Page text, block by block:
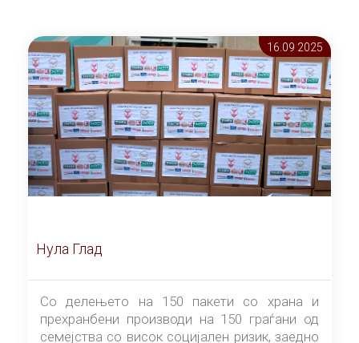
16.09 2025
Нула Глад
Со делењето на 150 пакети со храна и
прехранбени производи на 150 граѓани од
семејства со висок социјален ризик, заедно